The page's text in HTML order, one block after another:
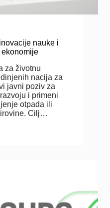
nauke i
za životnu
nacija za
javni poziv za
i primeni
otpada ili
Cilj…